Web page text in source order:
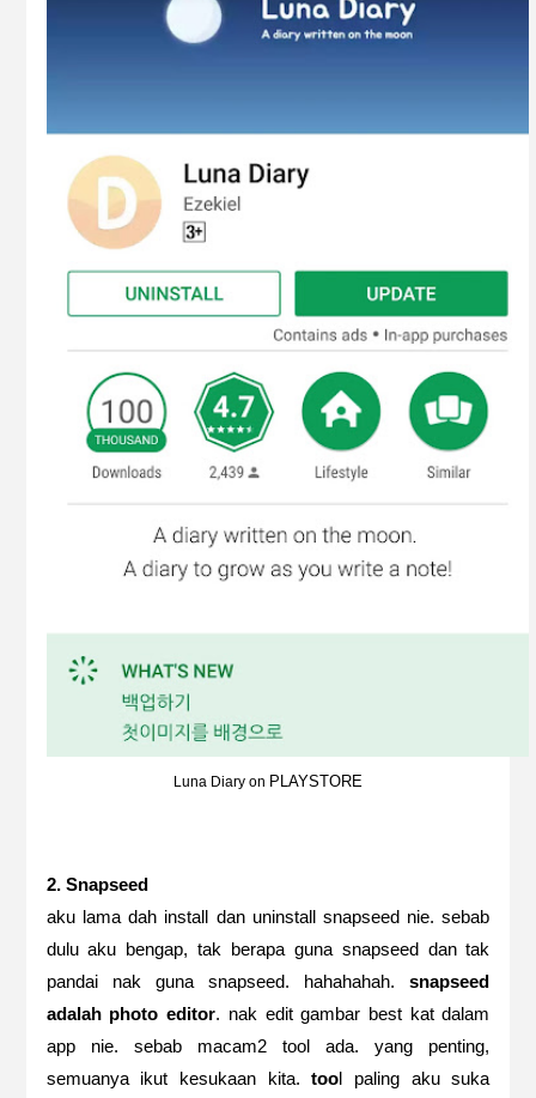
Luna Diary on PLAYSTORE
2. Snapseed
aku lama dah install dan uninstall snapseed nie. sebab
dulu aku bengap, tak berapa guna snapseed dan tak
pandai nak guna snapseed. hahahahah.snapseed
adalah photo editor. nak edit gambar best kat dalam
app nie. sebab macam2 tool ada. yang penting,
semuanya ikut kesukaan kita.tool paling aku suka